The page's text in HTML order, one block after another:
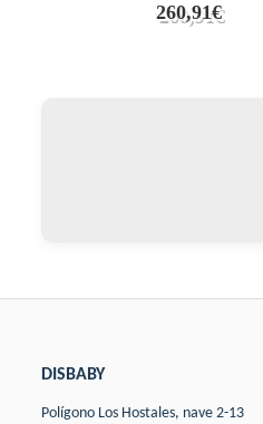
260,91€
DISBABY
Polígono Los Hostales, nave 2-13